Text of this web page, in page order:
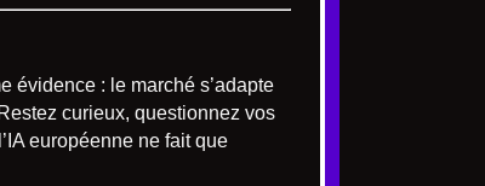
évidence : le marché s’adapte
curieux, questionnez vos
européenne ne fait que